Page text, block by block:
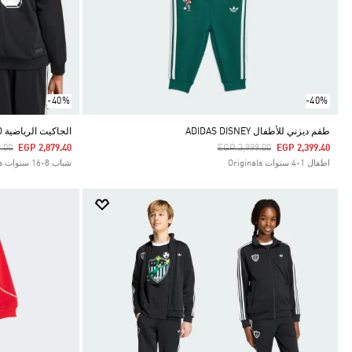
-40%
طقم ديزني للأطفال ADIDAS DISNEY
Price Reduced From
EGP 3,999.00ToEGP 2,399.40
اطفال 1-4 سنوات Originals
-40%
الجاكيت الرياضية ADIDAS DISNEY FIREBIRD
From
ToEGP 2,879.40
شباب 8-16 سنوات Originals